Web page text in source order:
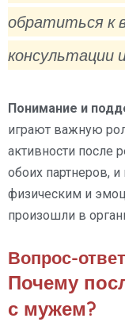
обратиться к
консультации
Понимание и
играют важную
активности после
обоих партнеров,
физическим и
произошли в
Вопрос-
Почему
с мужем?